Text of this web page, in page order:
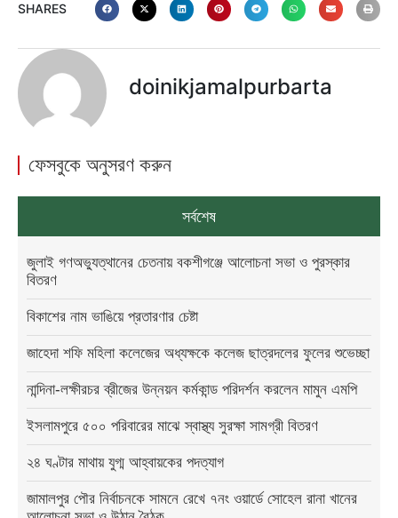
SHARES
doinikjamalpurbarta
ফেসবুকে অনুসরণ করুন
সর্বশেষ
জুলাই গণঅভ্যুত্থানের চেতনায় বকশীগঞ্জে আলোচনা সভা ও পুরস্কার
বিতরণ
বিকাশের নাম ভাঙিয়ে প্রতারণার চেষ্টা
জাহেদা শফি মহিলা কলেজের অধ্যক্ষকে কলেজ ছাত্রদলের ফুলের শুভেচ্ছা
নান্দিনা-লক্ষীরচর ব্রীজের উন্নয়ন কর্মকান্ড পরিদর্শন করলেন মামুন এমপি
ইসলামপুরে ৫০০ পরিবারের মাঝে স্বাস্থ্য সুরক্ষা সামগ্রী বিতরণ
২৪ ঘণ্টার মাথায় যুগ্ম আহ্বায়কের পদত্যাগ
জামালপুর পৌর নির্বাচনকে সামনে রেখে ৭নং ওয়ার্ডে সোহেল রানা খানের